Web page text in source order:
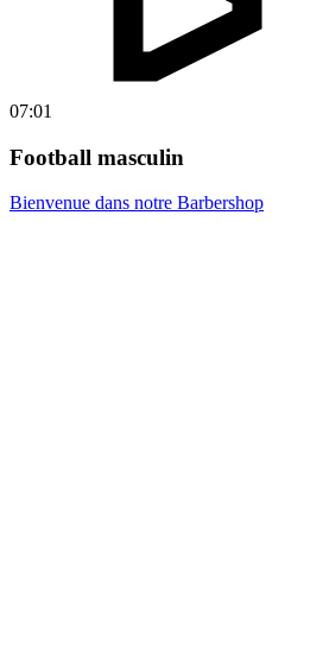
07:01
Football masculin
Bienvenue dans notre Barbershop